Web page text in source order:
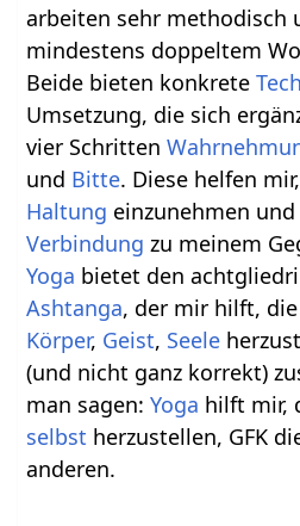
arbeiten sehr methodisch
mindestens doppeltem
Beide bieten konkrete
Umsetzung, die sich
vier Schritten
und Bitte. Diese helfen
Haltung einzunehmen
Verbindung zu meinem
Yoga bietet den
Ashtanga, der mir hilft,
Körper, Geist, Seele
(und nicht ganz korrekt)
man sagen:Yoga hilft mir,
selbst herzustellen, GFK
anderen.